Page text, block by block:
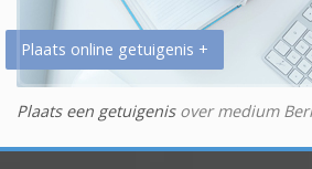
Plaats online getuigenis +
Plaats een getuigenisover medium